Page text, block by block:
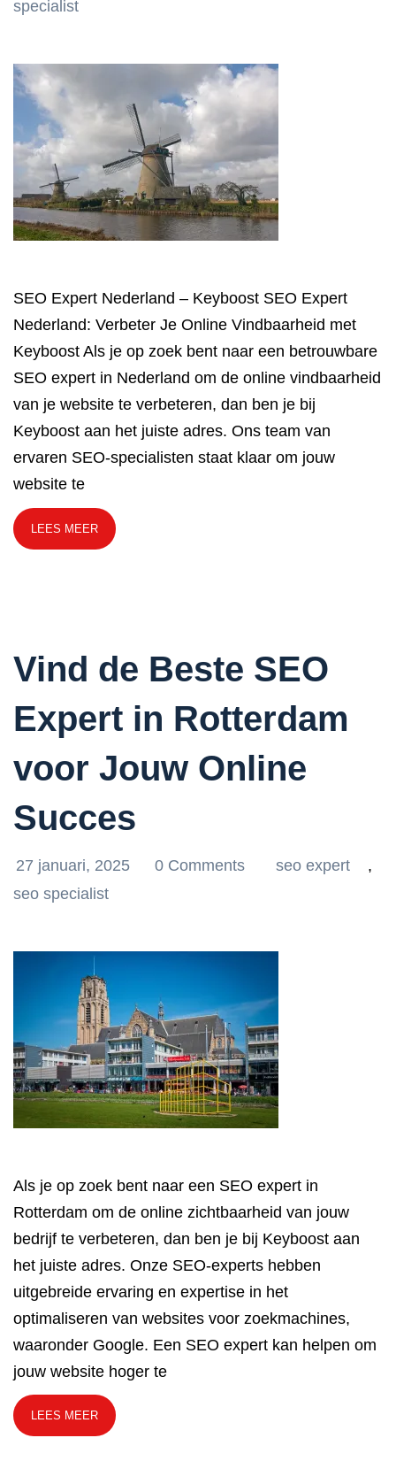
specialist
SEO Expert Nederland – Keyboost SEO Expert
Nederland: Verbeter Je Online Vindbaarheid met
Keyboost Als je op zoek bent naar een betrouwbare
SEO expert in Nederland om de online vindbaarheid
van je website te verbeteren, dan ben je bij
Keyboost aan het juiste adres. Ons team van
ervaren SEO-specialisten staat klaar om jouw
website te
LEES MEER
Vind de Beste SEO
Expert in Rotterdam
voor Jouw Online
Succes
27 januari, 2025 0 Comments seo expert
,
seo specialist
Als je op zoek bent naar een SEO expert in
Rotterdam om de online zichtbaarheid van jouw
bedrijf te verbeteren, dan ben je bij Keyboost aan
het juiste adres. Onze SEO-experts hebben
uitgebreide ervaring en expertise in het
optimaliseren van websites voor zoekmachines,
waaronder Google. Een SEO expert kan helpen om
jouw website hoger te
LEES MEER